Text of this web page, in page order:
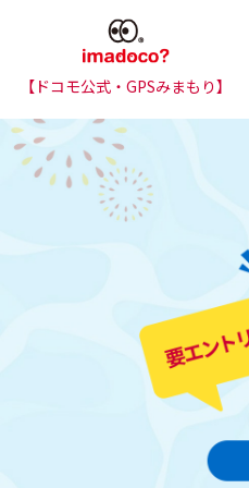
【ドコモ公式・GPSみまもり】